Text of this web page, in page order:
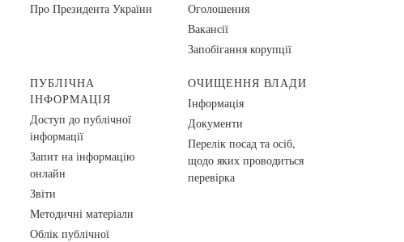
Про Президента України
Оголошення
Вакансії
Запобігання корупції
ПУБЛІЧНА
ІНФОРМАЦІЯ
Доступ до публічної
інформації
Запит на інформацію
онлайн
Звіти
Методичні матеріали
Облік публічної
ОЧИЩЕННЯ ВЛАДИ
Інформація
Документи
Перелік посад та осіб,
щодо яких проводиться
перевірка